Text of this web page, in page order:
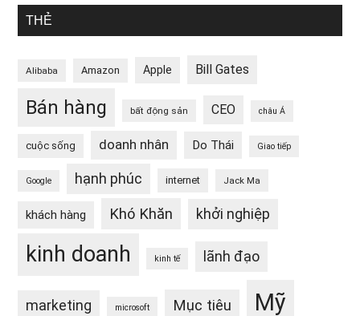
THẺ
Alibaba Amazon Apple Bill Gates
Bán hàng bất động sản CEO châu Á
cuộc sống doanh nhân Do Thái Giao tiếp
Google hạnh phúc internet Jack Ma
khách hàng Khó Khăn khởi nghiệp
kinh doanh kinh tế lãnh đạo
marketing microsoft Mục tiêu Mỹ